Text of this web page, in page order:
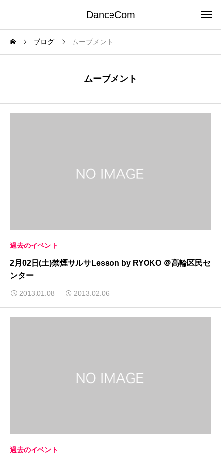
DanceCom
ブログ ムーブメント
ムーブメント
過去のイベント
2月02日(土)禁煙サルサLesson by RYOKO ＠高輪区民セ
ンター
2013.01.08 2013.02.06
過去のイベント